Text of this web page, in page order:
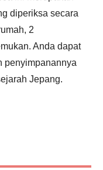
diperiksa secara
2
Anda dapat
penyimpanannya
Jepang.